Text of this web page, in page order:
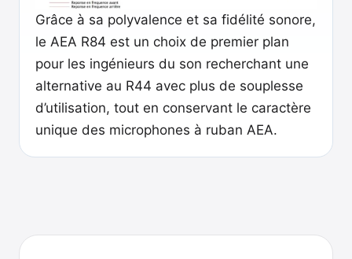
Grâce à sa polyvalence et sa fidélité sonore,
le AEA R84 est un choix de premier plan
pour les ingénieurs du son recherchant une
alternative au R44 avec plus de souplesse
d’utilisation, tout en conservant le caractère
unique des microphones à ruban AEA.